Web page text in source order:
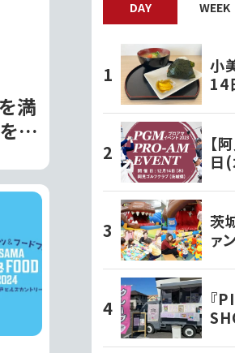
満
開
DAY WEEK
小
14
お
ッ
し
【
日
ー
ロ
『
イ
開
茨
ァ
新
地
『